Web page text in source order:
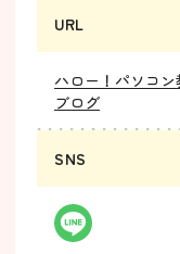
URL
ハロー！パソコン
ブログ
SNS